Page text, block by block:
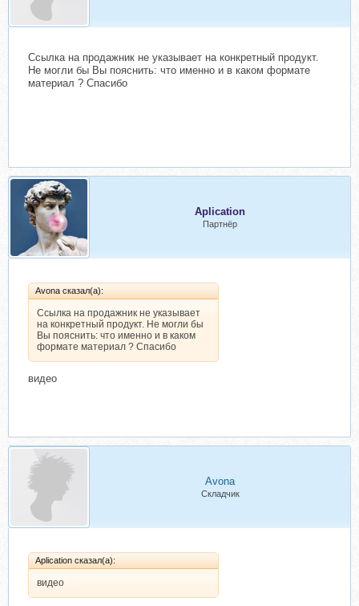
Ссылка на продажник не указывает на конкретный продукт.
Не могли бы Вы пояснить: что именно и в каком формате
материал ? Спасибо
Aplication
Партнёр
Avona сказал(а):
Ссылка на продажник не указывает
на конкретный продукт. Не могли бы
Вы пояснить: что именно и в каком
формате материал ? Спасибо
видео
Avona
Складчик
Aplication сказал(а):
видео